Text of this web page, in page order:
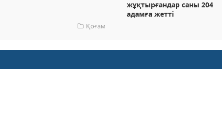
жұқтырғандар саны 204
адамға жетті
Қоғам